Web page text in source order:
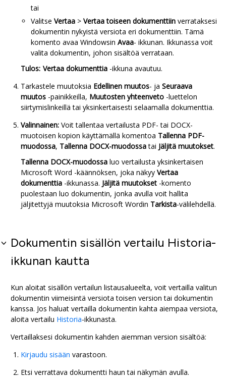
tai
Valitse Vertaa > Vertaa toiseen dokumenttiin verrataksesi
dokumentin nykyistä versiota eri dokumenttiin. Tämä
komento avaa Windowsin Avaa- ikkunan. Ikkunassa voit
valita dokumentin, johon sisältöä verrataan.
Tulos: Vertaa dokumenttia -ikkuna avautuu.
Tarkastele muutoksia Edellinen muutos- ja Seuraava
muutos -painikkeilla, Muutosten yhteenveto -luettelon
siirtymislinkeillä tai yksinkertaisesti selaamalla dokumenttia.
Valinnainen: Voit tallentaa vertailusta PDF- tai DOCX-
muotoisen kopion käyttämällä komentoa Tallenna PDF-
muodossa, Tallenna DOCX-muodossatai Jäljitä muutokset.
Tallenna DOCX-muodossa luo vertailusta yksinkertaisen
Microsoft Word -käännöksen, joka näkyy Vertaa
dokumenttia -ikkunassa. Jäljitä muutokset -komento
puolestaan luo dokumentin, jonka avulla voit hallita
jäljitettyjä muutoksia Microsoft Wordin Tarkista-välilehdellä.
Dokumentin sisällön vertailu Historia-
ikkunan kautta
Kun aloitat sisällön vertailun listausalueelta, voit vertailla valitun
dokumentin viimeisintä versiota toisen version tai dokumentin
kanssa. Jos haluat vertailla dokumentin kahta aiempaa versiota,
aloita vertailu Historia-ikkunasta.
Vertaillaksesi dokumentin kahden aiemman version sisältöä:
Kirjaudu sisään varastoon.
Etsi verrattava dokumentti haun tai näkymän avulla.